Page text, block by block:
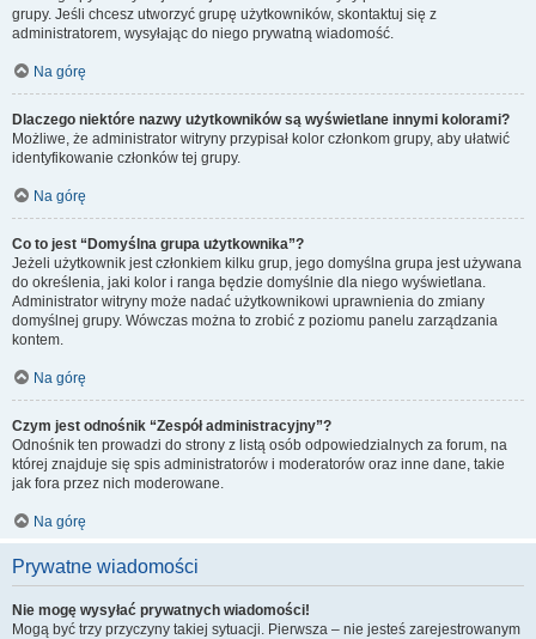
grupy. Jeśli chcesz utworzyć grupę użytkowników, skontaktuj się z
administratorem, wysyłając do niego prywatną wiadomość.
Na górę
Dlaczego niektóre nazwy użytkowników są wyświetlane innymi kolorami?
Możliwe, że administrator witryny przypisał kolor członkom grupy, aby ułatwić
identyfikowanie członków tej grupy.
Na górę
Co to jest “Domyślna grupa użytkownika”?
Jeżeli użytkownik jest członkiem kilku grup, jego domyślna grupa jest używana
do określenia, jaki kolor i ranga będzie domyślnie dla niego wyświetlana.
Administrator witryny może nadać użytkownikowi uprawnienia do zmiany
domyślnej grupy. Wówczas można to zrobić z poziomu panelu zarządzania
kontem.
Na górę
Czym jest odnośnik “Zespół administracyjny”?
Odnośnik ten prowadzi do strony z listą osób odpowiedzialnych za forum, na
której znajduje się spis administratorów i moderatorów oraz inne dane, takie
jak fora przez nich moderowane.
Na górę
Prywatne wiadomości
Nie mogę wysyłać prywatnych wiadomości!
Mogą być trzy przyczyny takiej sytuacji. Pierwsza – nie jesteś zarejestrowanym